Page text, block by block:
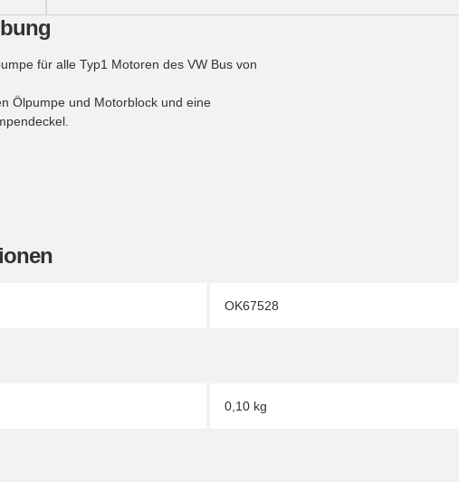
OK67528
0,10 kg
für alle Typ1 Motoren des VW Bus von
Ölpumpe und Motorblock und eine